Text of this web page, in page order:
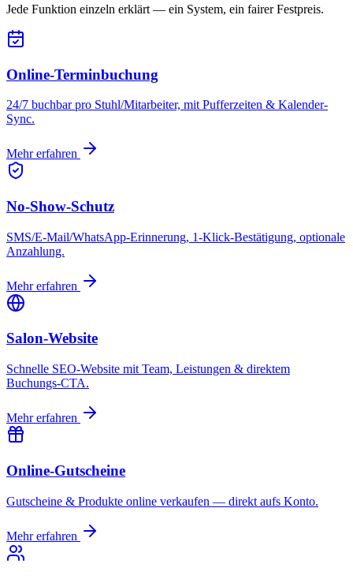
Jede Funktion einzeln erklärt — ein System, ein fairer Festpreis.
Online-Terminbuchung
24/7 buchbar pro Stuhl/Mitarbeiter, mit Pufferzeiten & Kalender-
Sync.
Mehr erfahren
No-Show-Schutz
SMS/E-Mail/WhatsApp-Erinnerung, 1-Klick-Bestätigung, optionale
Anzahlung.
Mehr erfahren
Salon-Website
Schnelle SEO-Website mit Team, Leistungen & direktem
Buchungs-CTA.
Mehr erfahren
Online-Gutscheine
Gutscheine & Produkte online verkaufen — direkt aufs Konto.
Mehr erfahren